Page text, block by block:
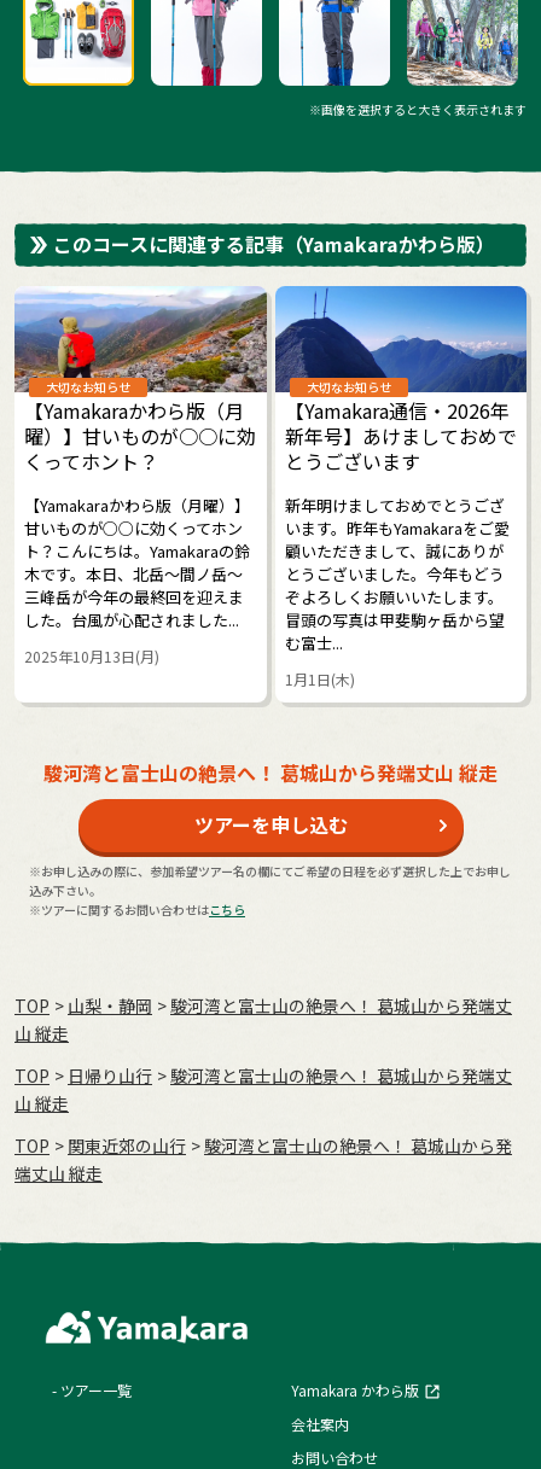
※画像を選択すると大きく表示されます
このコースに関連する記事 （Yamakaraかわら版）
大切なお知らせ
【Yamakaraかわら版（月
曜）】甘いものが○○に効
くってホント？
【Yamakaraかわら版（月曜）】
甘いものが○○に効くってホン
ト？こんにちは。Yamakaraの鈴
木です。本日、北岳～間ノ岳～
三峰岳が今年の最終回を迎えま
した。台風が心配されました...
2025年10月13日(月)
大切なお知らせ
【Yamakara通信・2026年
新年号】あけましておめで
とうございます
新年明けましておめでとうござ
います。昨年もYamakaraをご愛
顧いただきまして、誠にありが
とうございました。今年もどう
ぞよろしくお願いいたします。
冒頭の写真は甲斐駒ヶ岳から望
む富士...
1月1日(木)
駿河湾と富士山の絶景へ！ 葛城山から発端丈山 縦走
ツアーを申し込む
※お申し込みの際に、参加希望ツアー名の欄にてご希望の日程を必ず選択した上でお申し
込み下さい。
※ツアーに関するお問い合わせはこちら
TOP 山梨・静岡
駿河湾と富士山の絶景へ！ 葛城山から発端丈
山 縦走
TOP
日帰り山行
駿河湾と富士山の絶景へ！ 葛城山から発端丈
山 縦走
TOP
関東近郊の山行
駿河湾と富士山の絶景へ！ 葛城山から発
端丈山 縦走
ツアー一覧
Yamakara かわら版
会社案内
お問い合わせ